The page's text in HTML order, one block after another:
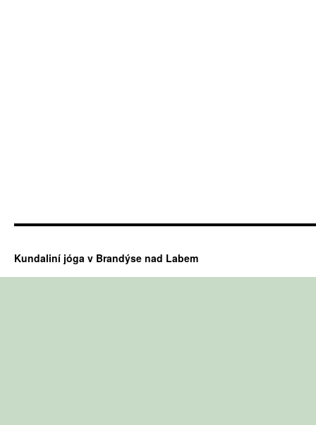
Kundaliní jóga v Brandýse nad Labem